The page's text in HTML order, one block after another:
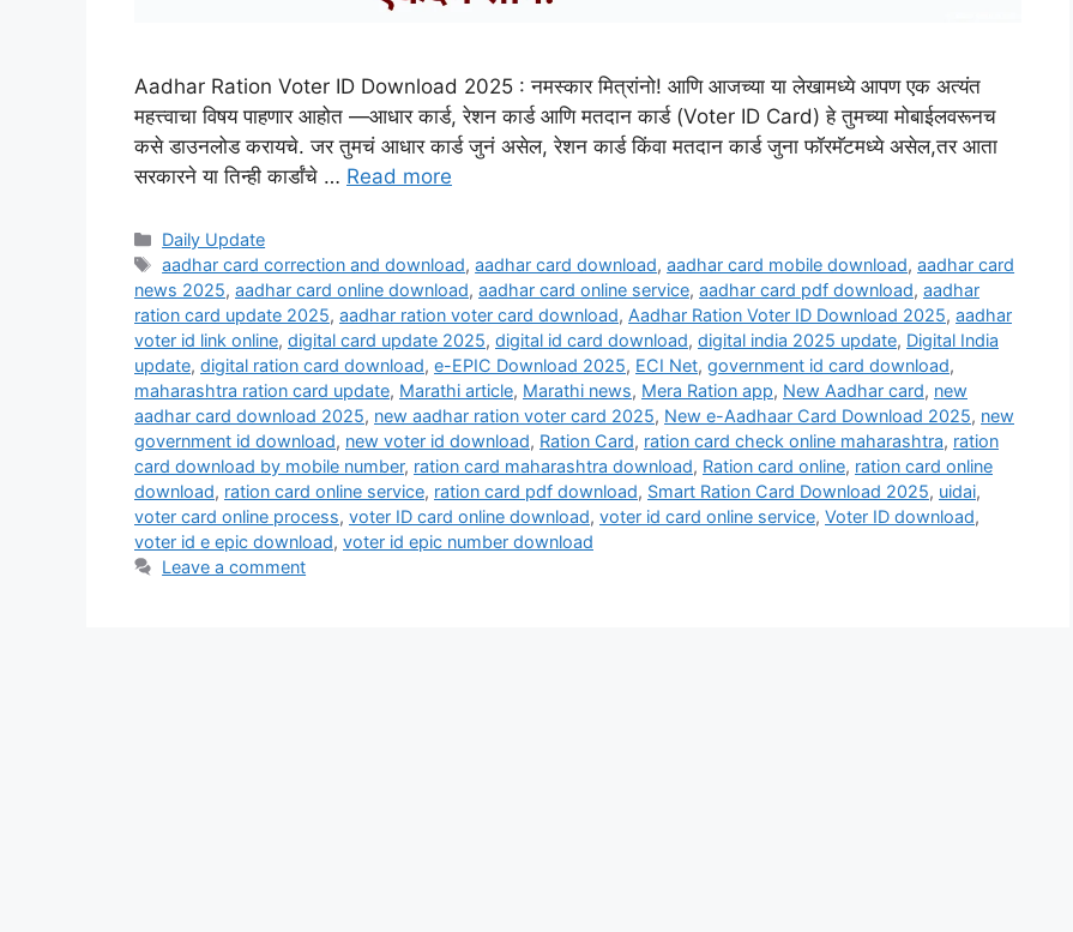
Aadhar Ration Voter ID Download 2025 : नमस्कार मित्रांनो! आणि आजच्या या लेखामध्ये आपण एक अत्यंत
महत्त्वाचा विषय पाहणार आहोत —आधार कार्ड, रेशन कार्ड आणि मतदान कार्ड (Voter ID Card) हे तुमच्या मोबाईलवरूनच
कसे डाउनलोड करायचे. जर तुमचं आधार कार्ड जुनं असेल, रेशन कार्ड किंवा मतदान कार्ड जुना फॉरमॅटमध्ये असेल,तर आता
सरकारने या तिन्ही कार्डांचे … Read more
Categories
Daily Update
Tags
aadhar card correction and download,aadhar card download,aadhar card mobile download,aadhar card
news 2025, aadhar card online download, aadhar card online service, aadhar card pdf download, aadhar
ration card update 2025, aadhar ration voter card download, Aadhar Ration Voter ID Download 2025, aadhar
voter id link online, digital card update 2025, digital id card download, digital india 2025 update, Digital India
update, digital ration card download, e-EPIC Download 2025, ECI Net, government id card download,
maharashtra ration card update, Marathi article, Marathi news, Mera Ration app, New Aadhar card, new
aadhar card download 2025, new aadhar ration voter card 2025, New e-Aadhaar Card Download 2025, new
government id download, new voter id download, Ration Card, ration card check online maharashtra, ration
card download by mobile number, ration card maharashtra download, Ration card online, ration card online
download, ration card online service, ration card pdf download, Smart Ration Card Download 2025, uidai,
voter card online process, voter ID card online download, voter id card online service, Voter ID download,
voter id e epic download, voter id epic number download
Leave a comment